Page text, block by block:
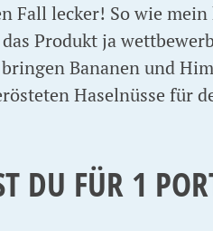
Fall lecker! So wie
Produkt ja
Bananen und
Haselnüsse für
DU FÜR 1